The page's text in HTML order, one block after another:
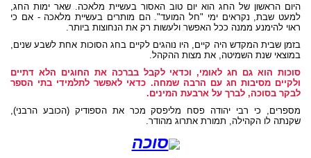
היום הראשון של החג הוא יום טוב האסור בעשיית מלאכה. שאר ימות החג,
למעט שבת, נקראים ימי "חל המועד". הם מותרים בעשיית מלאכה - אם כי
ראוי להימנע ממנה ככל האפשר ולעשות רק את הנחוצות ביותר.
בזמן שבית המקדש היה קיים, היו נוהגים לקיים בחג הסוכות אחת לשבע שנים,
במוצאי שנת השמיטה, את מצות ההקהל.
סוכות הוא גם חג לאומי, וכדאי לקבל בברכה את החוגים הלא דתיים
ולקיים מסיבות חג עם הרבה שמחה. כדאי לאפשר לתלמידי בתי הספר
לבקר בסוכה, לברך על ארבעת המינים.
מספרים, כי רבי יהודה פסח מליפסק מכר את הספודיק (הכובע הרבני),
שקנתה לו הקהילה, תמורת אתרוג מהודר.
סוכה